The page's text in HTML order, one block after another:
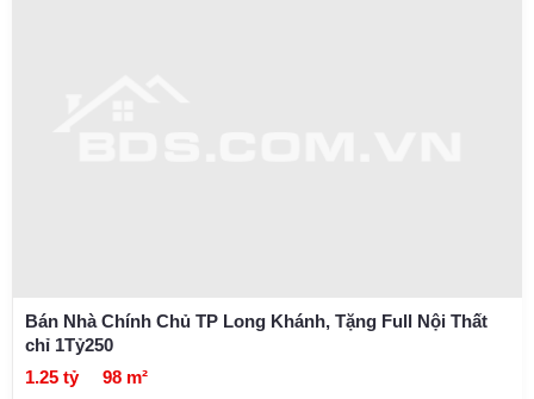
Bán Nhà Chính Chủ TP Long Khánh, Tặng Full Nội Thất
chỉ 1Tỷ250
1.25 tỷ
98 m²